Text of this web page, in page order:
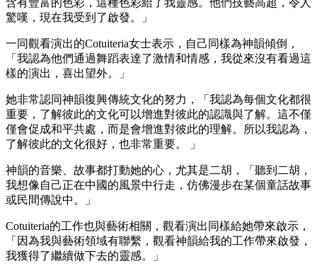
驚嘆，現在我受到了啟發。」
一同觀看演出的Cotuiteria女士表示，自己同樣為神韻傾倒，
「我認為他們通過舞蹈表達了激情和情感，我從來沒有看過這
樣的演出，喜出望外。」
她非常認同神韻復興傳統文化的努力，「我認為每個文化都很
重要，了解彼此的文化可以增進對彼此的認識與了解。這不僅
僅會促成和平共處，而是會增進對彼此的理解。所以我認為，
了解彼此的文化很好，也非常重要。 」
神韻的音樂、故事都打動她的心，尤其是二胡，「聽到二胡，
我想像自己正在中國的風景中行走，仿佛漫步在某個童話故事
或民間傳說中。」
Cotuiteria的工作也與藝術相關，觀看演出同樣給她帶來啟示，
「因為我與藝術領域有聯繫，觀看神韻給我的工作帶來啟發，
我獲得了繼續做下去的靈感。」